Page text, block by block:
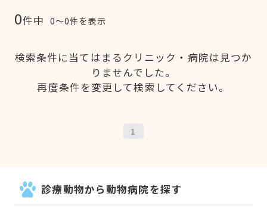
0件中 0〜0件を表示
検索条件に当てはまるクリニック・病院は見つか
りませんでした。
再度条件を変更して検索してください。
1
診療動物から動物病院を探す